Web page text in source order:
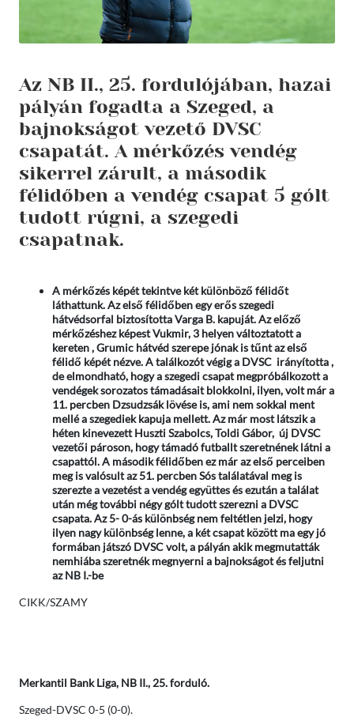
Az NB II., 25. fordulójában, hazai
pályán fogadta a Szeged, a
bajnokságot vezető DVSC
csapatát. A mérkőzés vendég
sikerrel zárult, a második
félidőben a vendég csapat 5 gólt
tudott rúgni, a szegedi
csapatnak.
A mérkőzés képét tekintve két különböző félidőt
láthattunk. Az első félidőben egy erős szegedi
hátvédsorfal biztosította Varga B. kapuját. Az előző
mérkőzéshez képest Vukmir, 3 helyen változtatott a
kereten , Grumic hátvéd szerepe jónak is tűnt az első
félidő képét nézve. A találkozót végig a DVSC irányította ,
de elmondható, hogy a szegedi csapat megpróbálkozott a
vendégek sorozatos támadásait blokkolni, ilyen, volt már a
11. percben Dzsudzsák lövése is, ami nem sokkal ment
mellé a szegediek kapuja mellett. Az már most látszik a
héten kinevezett Huszti Szabolcs, Toldi Gábor, új DVSC
vezetői pároson, hogy támadó futballt szeretnének látni a
csapattól. A második félidőben ez már az első perceiben
meg is valósult az 51. percben Sós találatával meg is
szerezte a vezetést a vendég együttes és ezután a találat
után még további négy gólt tudott szerezni a DVSC
csapata. Az 5- 0-ás különbség nem feltétlen jelzi, hogy
ilyen nagy különbség lenne, a két csapat között ma egy jó
formában játszó DVSC volt, a pályán akik megmutatták
nemhiába szeretnék megnyerni a bajnokságot és feljutni
az NB I.-be
CIKK/SZAMY
Merkantil Bank Liga, NB II., 25. forduló.
Szeged-DVSC 0-5 (0-0).